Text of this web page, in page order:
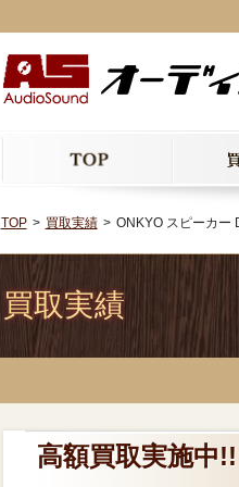
TOP 買取実績 ONKYO スピーカー
買取実績
高額買取実施中